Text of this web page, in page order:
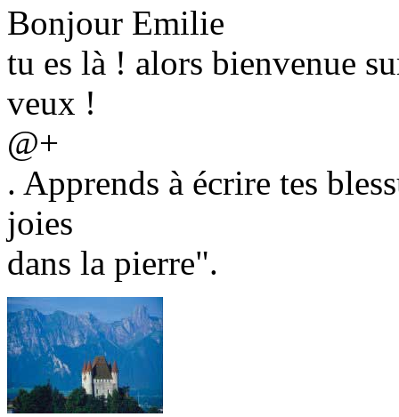
Bonjour Emilie
tu es là ! alors bienvenue
veux !
@+
. Apprends à écrire tes
joies
dans la pierre".